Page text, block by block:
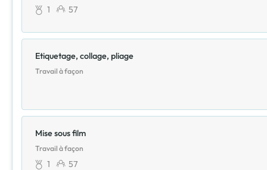
1 57
Etiquetage, collage, pliage
Travail à façon
Mise sous film
Travail à façon
1 57